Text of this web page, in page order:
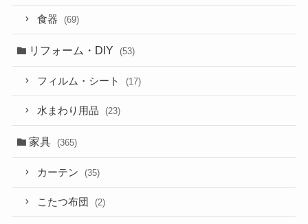
食器 (69)
リフォーム・DIY (53)
フィルム・シート (17)
水まわり用品 (23)
家具 (365)
カーテン (35)
こたつ布団 (2)